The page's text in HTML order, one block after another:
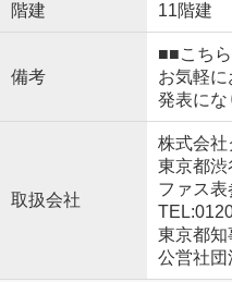
階建 11階建
備考
■■こち
お気軽
発表にな
取扱会社
株式会社
東京都渋
ファス
東京都知
公営社